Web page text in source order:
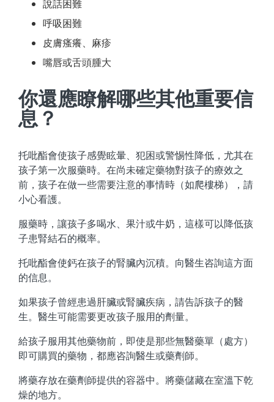
說話困難
呼吸困難
皮膚瘙癢、麻疹
嘴唇或舌頭腫大
你還應瞭解哪些其他重要信
息？
托吡酯會使孩子感覺眩暈、犯困或警惕性降低，尤其在
孩子第一次服藥時。在尚未確定藥物對孩子的療效之
前，孩子在做一些需要注意的事情時（如爬樓梯），請
小心看護。
服藥時，讓孩子多喝水、果汁或牛奶，這樣可以降低孩
子患腎結石的概率。
托吡酯會使鈣在孩子的腎臟內沉積。向醫生咨詢這方面
的信息。
如果孩子曾經患過肝臟或腎臟疾病，請告訴孩子的醫
生。醫生可能需要更改孩子服用的劑量。
給孩子服用其他藥物前，即使是那些無醫藥單（處方）
即可購買的藥物，都應咨詢醫生或藥劑師。
將藥存放在藥劑師提供的容器中。將藥儲藏在室溫下乾
燥的地方。